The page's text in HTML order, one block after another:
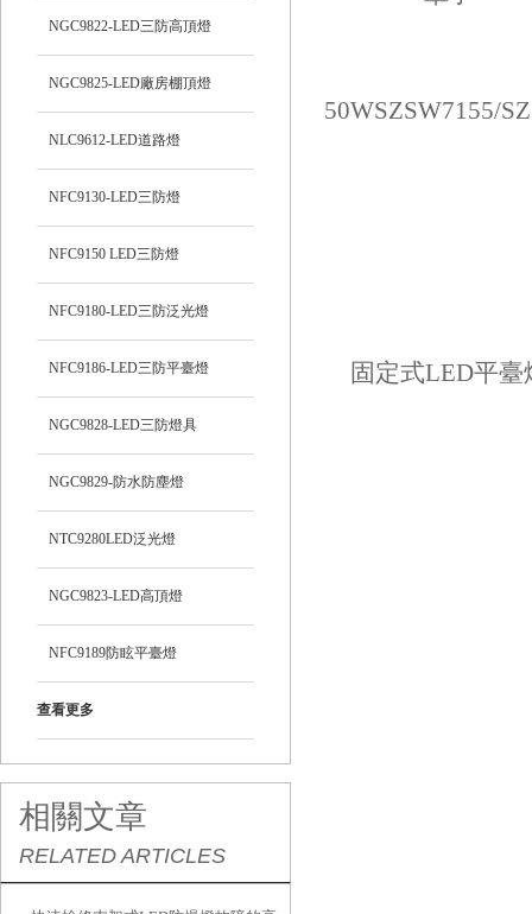
55W-65W
NGC9822-LED三防高頂燈
NGC9825-LED廠房棚頂燈
NLC9612-LED道路燈
NFC9130-LED三防燈
NFC9150 LED三防燈
NFC9180-LED三防泛光燈
NFC9186-LED三防平臺燈
NGC9828-LED三防燈具
NGC9829-防水防塵燈
NTC9280LED泛光燈
NGC9823-LED高頂燈
NFC9189防眩平臺燈
查看更多
相關文章
RELATED ARTICLES